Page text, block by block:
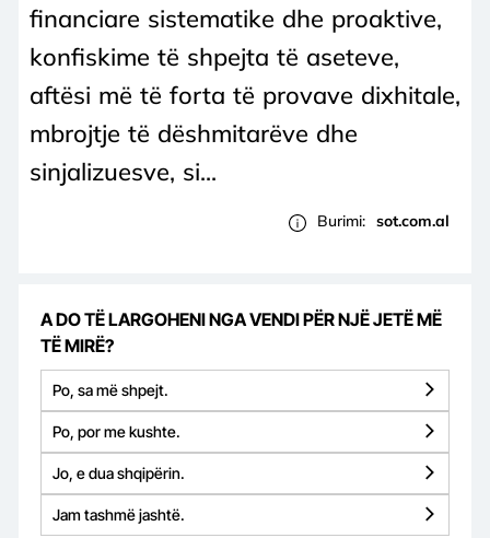
financiare sistematike dhe proaktive,
konfiskime të shpejta të aseteve,
aftësi më të forta të provave dixhitale,
mbrojtje të dëshmitarëve dhe
sinjalizuesve, si...
Burimi: sot.com.al
A DO TË LARGOHENI NGA VENDI PËR NJË JETË MË
TË MIRË?
Po, sa më shpejt.
Po, por me kushte.
Jo, e dua shqipërin.
Jam tashmë jashtë.